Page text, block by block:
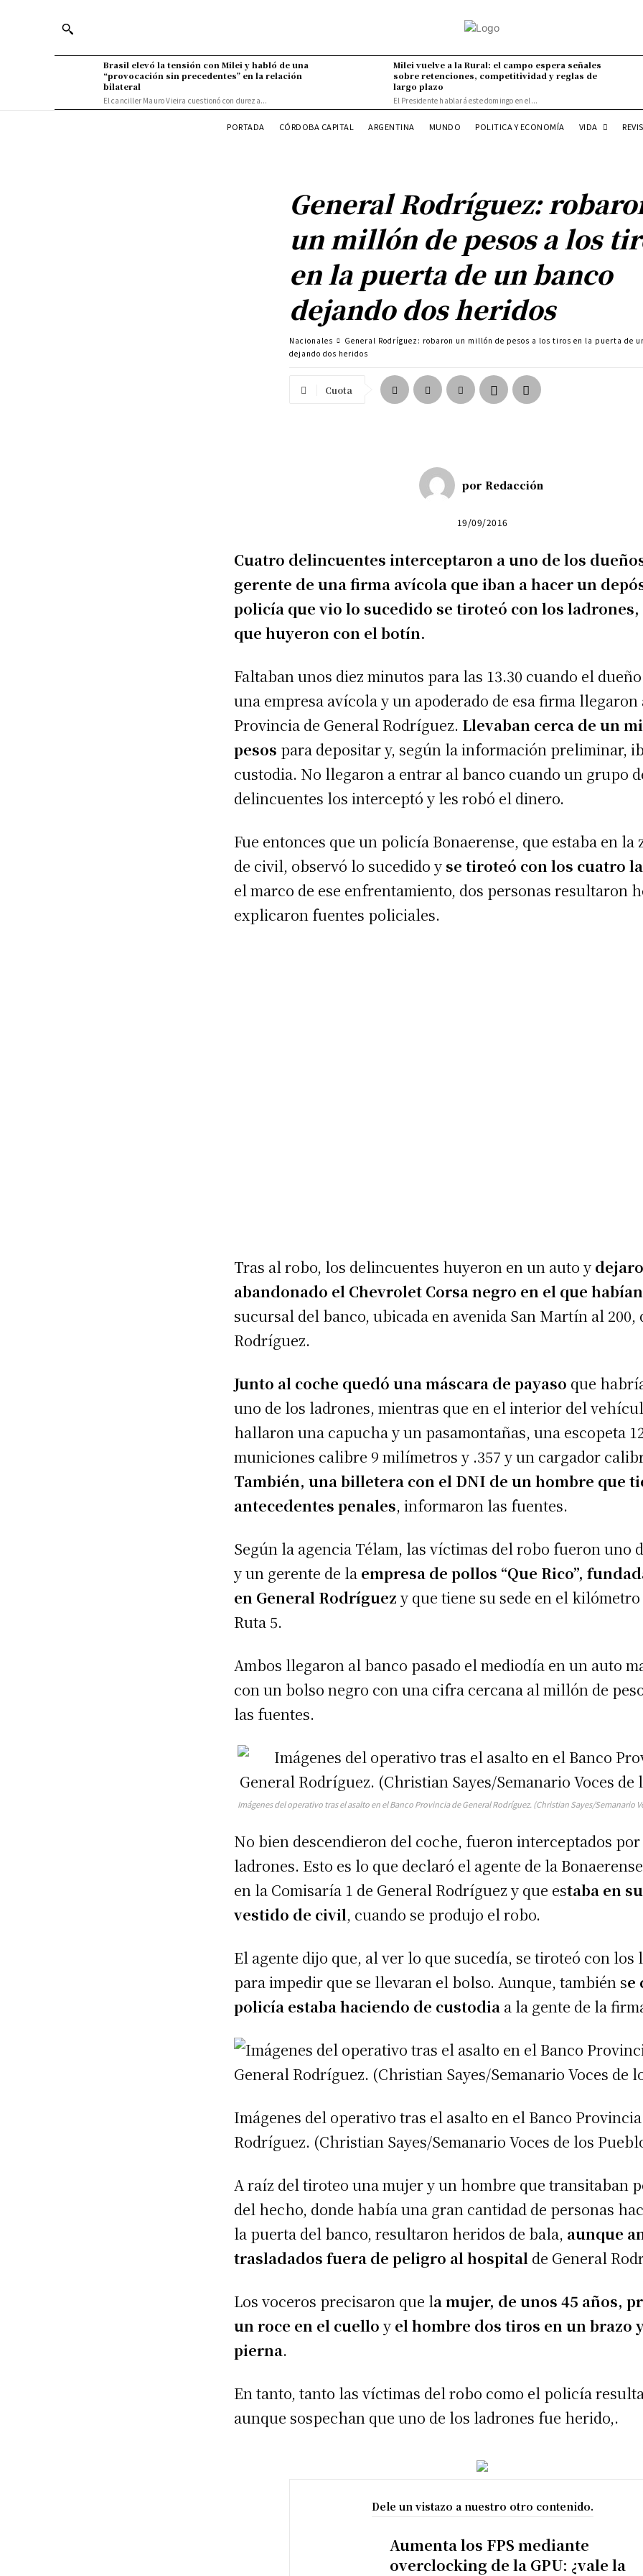
Brasil elevó la tensión con Milei y habló de una
“provocación sin precedentes” en la relación
bilateral
El canciller Mauro Vieira cuestionó con dureza...
Milei vuelve a la Rural: el campo espera señales
sobre retenciones, competitividad y reglas de
largo plazo
El Presidente hablará este domingo en el...
PORTADA CÓRDOBA CAPITAL ARGENTINA MUNDO POLITICA Y ECONOMÍA VIDA
General Rodríguez:
un millón de pesos a los
en la puerta de un banco
dejando dos heridos
Nacionales
General Rodríguez: robaron un millón de pesos a los tiros en la puerta de
dejando dos heridos
Cuota
por Redacción
19/09/2016
Cuatro delincuentes interceptaron a uno de los
gerente de una firma avícola que iban a hacer un
policía que vio lo sucedido se tiroteó con los ladrones,
que huyeron con el botín.
Faltaban unos diez minutos para las 13.30 cuando el
una empresa avícola y un apoderado de esa firma llegaron
Provincia de General Rodríguez. Llevaban cerca de un
pesos para depositar y, según la información preliminar,
custodia. No llegaron a entrar al banco cuando un grupo
delincuentes los interceptó y les robó el dinero.
Fue entonces que un policía Bonaerense, que estaba en la
de civil, observó lo sucedido y se tiroteó con los cuatro
el marco de ese enfrentamiento, dos personas resultaron
explicaron fuentes policiales.
Tras al robo, los delincuentes huyeron en un auto y
abandonado el Chevrolet Corsa negro en el que
sucursal del banco, ubicada en avenida San Martín al 200,
Rodríguez.
Junto al coche quedó una máscara de payaso que
uno de los ladrones, mientras que en el interior del
hallaron una capucha y un pasamontañas, una escopeta
municiones calibre 9 milímetros y .357 y un cargador
También, una billetera con el DNI de un hombre que
antecedentes penales, informaron las fuentes.
Según la agencia Télam, las víctimas del robo fueron uno
y un gerente de la empresa de pollos “Que Rico”,
en General Rodríguez y que tiene su sede en el kilómetro
Ruta 5.
Ambos llegaron al banco pasado el mediodía en un auto
con un bolso negro con una cifra cercana al millón de
las fuentes.
Imágenes del operativo tras el asalto en el Banco Provincia de General Rodríguez. (Christian Sayes/Semanario
No bien descendieron del coche, fueron interceptados
ladrones. Esto es lo que declaró el agente de la
en la Comisaría 1 de General Rodríguez y que estaba en
vestido de civil, cuando se produjo el robo.
El agente dijo que, al ver lo que sucedía, se tiroteó con los
para impedir que se llevaran el bolso. Aunque, también se
policía estaba haciendo de custodiaa la gente de la
Imágenes del operativo tras el asalto en el Banco
Rodríguez. (Christian Sayes/Semanario Voces de los
A raíz del tiroteo una mujer y un hombre que transitaban
del hecho, donde había una gran cantidad de personas
la puerta del banco, resultaron heridos de bala, aunque
trasladados fuera de peligro al hospitalde General
Los voceros precisaron que la mujer, de unos 45 años,
un roce en el cuello y el hombre dos tiros en un brazo
pierna.
En tanto, tanto las víctimas del robo como el policía
aunque sospechan que uno de los ladrones fue herido,.
Dele un vistazo a nuestro otro contenido.
Aumenta los FPS mediante
overclocking de la GPU: ¿vale la